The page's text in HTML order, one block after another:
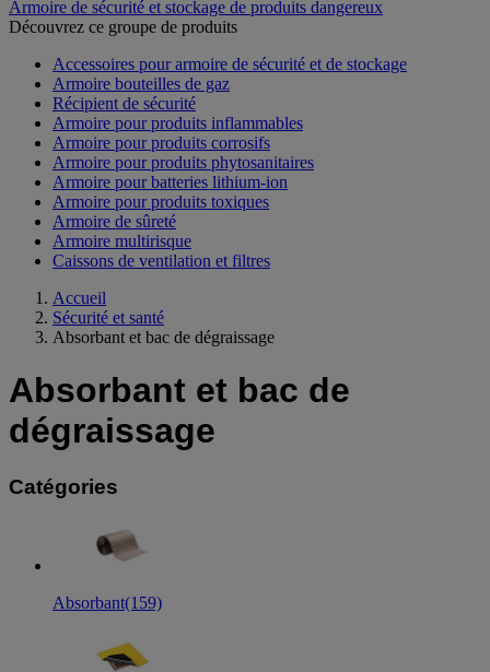
Armoire de sécurité et stockage de produits dangereux
Découvrez ce groupe de produits
Accessoires pour armoire de sécurité et de stockage
Armoire bouteilles de gaz
Récipient de sécurité
Armoire pour produits inflammables
Armoire pour produits corrosifs
Armoire pour produits phytosanitaires
Armoire pour batteries lithium-ion
Armoire pour produits toxiques
Armoire de sûreté
Armoire multirisque
Caissons de ventilation et filtres
Accueil
Sécurité et santé
Absorbant et bac de dégraissage
Absorbant et bac de
dégraissage
Catégories
Absorbant(159)